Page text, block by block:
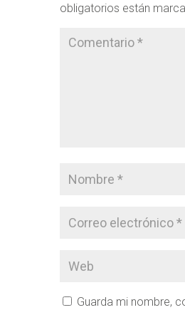
obligatorios están
Guarda mi nombre,